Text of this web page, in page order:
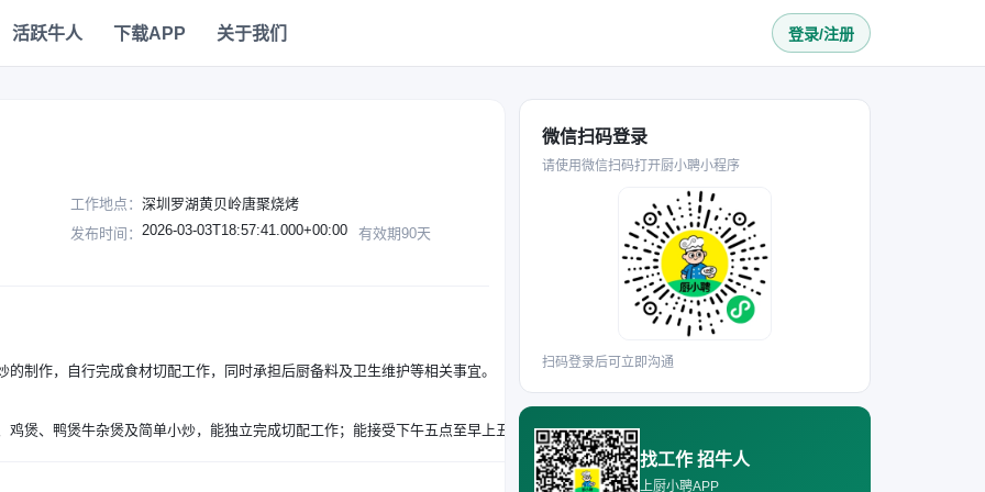
工作地点： 深圳罗湖黄贝岭唐聚烧烤
发布时间： 2026-03-03T18:57:41.000+00:00
有效期90天
制作，自行完成食材切配工作，同时承担后厨备料及卫生维护等相关事宜。
微信扫码登录
请使用微信扫码打开厨小聘小程序
扫码登录后可立即沟通
找工作 招牛人
上厨小聘APP
活跃牛人 下载APP 关于我们 登录/注册